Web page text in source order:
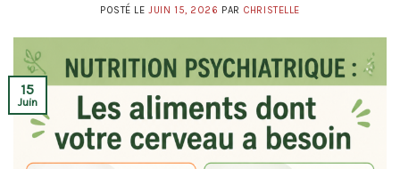
POSTÉ LEJUIN 15, 2026 PAR CHRISTELLE
15
Juin